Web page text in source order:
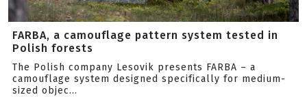
FARBA, a camouflage pattern system tested in
Polish forests
The Polish company Lesovik presents FARBA – a
camouflage system designed specifically for medium-
sized objec...